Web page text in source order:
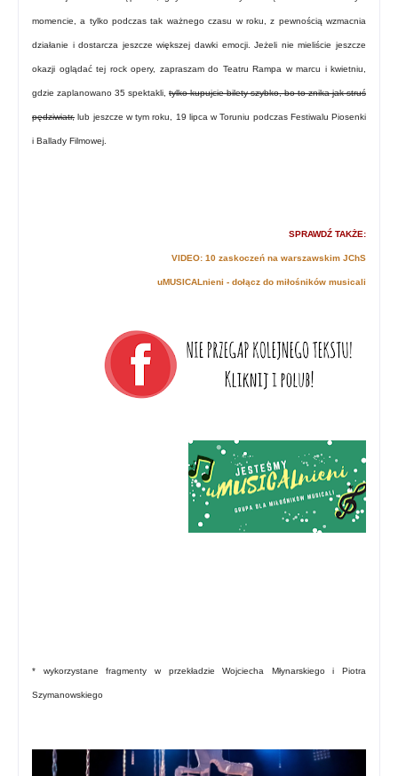
momencie, a tylko podczas tak ważnego czasu w roku, z pewnością wzmacnia
działanie i dostarcza jeszcze większej dawki emocji. Jeżeli nie mieliście jeszcze
okazji oglądać tej rock opery, zapraszam do Teatru Rampa w marcu i kwietniu,
gdzie zaplanowano 35 spektakli, tylko kupujcie bilety szybko, bo to znika jak struś
pędziwiatr, lub jeszcze w tym roku, 19 lipca w Toruniu podczas Festiwalu Piosenki
i Ballady Filmowej.
SPRAWDŹ TAKŻE:
VIDEO: 10 zaskoczeń na warszawskim JChS
uMUSICALnieni - dołącz do miłośników musicali
* wykorzystane fragmenty w przekładzie Wojciecha Młynarskiego i Piotra
Szymanowskiego